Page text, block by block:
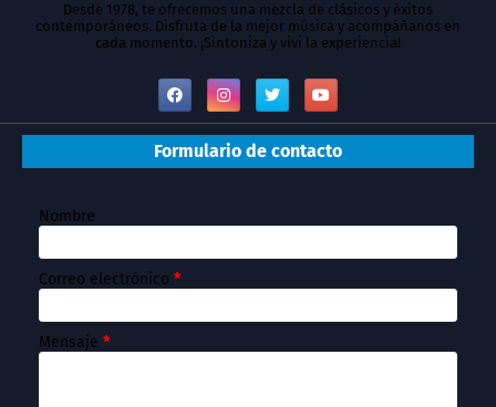
Desde 1978, te ofrecemos una mezcla de clásicos y éxitos
contemporáneos. Disfruta de la mejor música y acompáñanos en
cada momento. ¡Sintoniza y vivi la experiencia!
Formulario de contacto
Nombre
Correo electrónico *
Mensaje *